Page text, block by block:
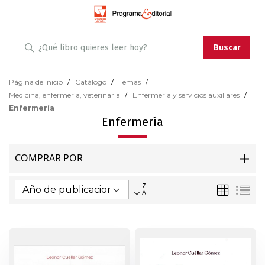
Buscar
Administración
Antropología
Arqueología
Arte
Artes escénicas
Skip
Content
Página de inicio Catálogo
Temas
Medicina, enfermería, veterinaria
Enfermería y servicios auxiliares
Enfermería
Enfermería
COMPRAR POR
Dirección
Parrilla